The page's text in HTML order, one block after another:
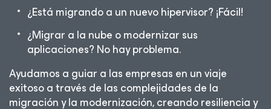
¿Está migrando a un nuevo hipervisor? ¡Fácil!
¿Migrar a la nube o modernizar sus
aplicaciones? No hay problema.
Ayudamos a guiar a las empresas en un viaje
exitoso a través de las complejidades de la
migración y la modernización, creando resiliencia y